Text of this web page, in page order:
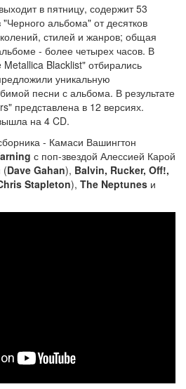
в пятницу, содержит 53
альбома" от десятков
стилей и жанров; общая
- более четырех часов. В
Metallica Blacklist" отбирались
уникальную
песни с альбома. В результате
представлена в 12 версиях.
на 4 CD.
- Камаси Вашингтон
с поп-звездой Алессией Карой
(Dave Gahan), Balvin, Rucker, Off!,
Stapleton), The Neptunes и